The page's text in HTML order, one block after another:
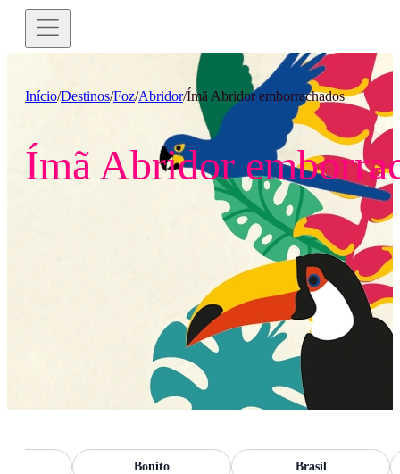
Início/Destinos/Foz/Abridor/Ímã Abridor emborrachados
Ímã Abridor
Bonito Brasil